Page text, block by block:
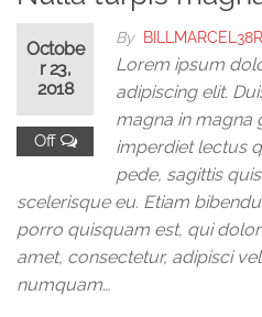
By
Octobe
r 23,
2018
Off
Lorem ipsum
adipiscing elit.
magna in magna
imperdiet lectus
pede, sagittis
scelerisque eu. Etiam
porro quisquam est, qui
amet, consectetur, adipisci
numquam…